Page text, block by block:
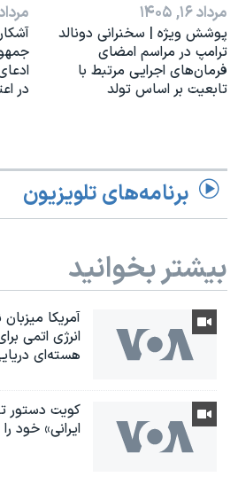
مرداد ۱۶, ۱۴۰۵
پوشش ویژه | سخنرانی دونالد
ترامپ در مراسم امضای
فرمان‌های اجرایی مرتبط با
تابعیت بر اساس تولد
مرداد ۱۶,
در
برنامه‌های تلویزیون
بیشتر بخوانید
آمریکا
انرژی اتمی
هسته‌ای
کویت دستور
ایرانی» خود